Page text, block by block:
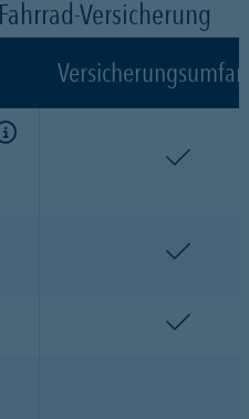
Versicherung